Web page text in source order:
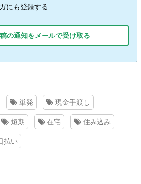
にも登録する
の通知をメールで受け取る
単発 現金手渡し
短期 在宅 住み込み
払い